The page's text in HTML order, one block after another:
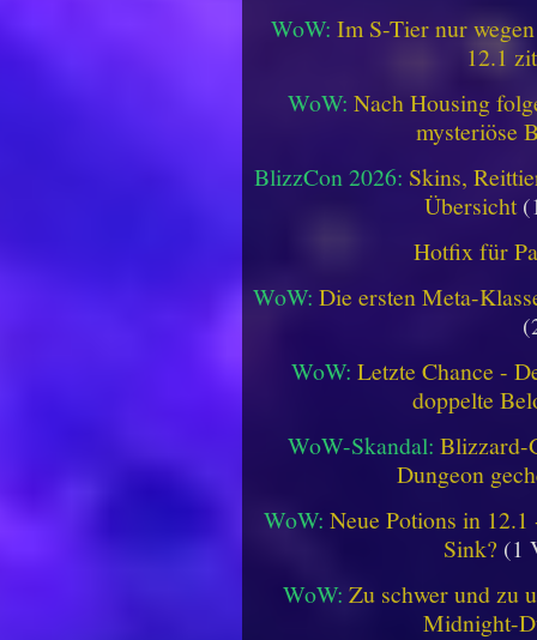
WoW: Im S-Tier nur
12.1
WoW: Nach Housing
mysteriöse
BlizzCon 2026: Skins,
Übersicht
Hotfix für
WoW: Die ersten Meta-
WoW: Letzte Chance -
doppelte
WoW-Skandal: Blizzard-
Dungeon
WoW:Neue Potions in
Sink? (1
WoW: Zu schwer und zu
Midnight-